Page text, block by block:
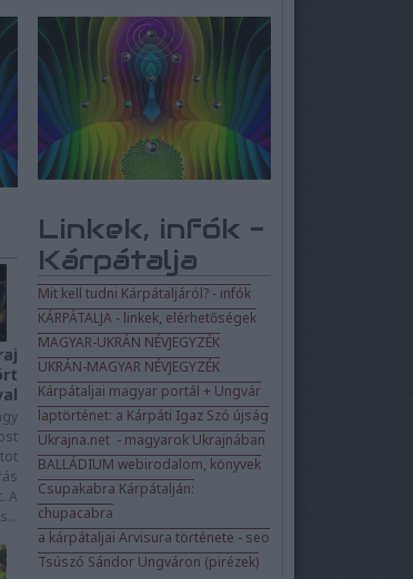
Linkek, infók -
Kárpátalja
Mit kell tudni Kárpátaljáról? - infók
KÁRPÁTALJA - linkek, elérhetőségek
MAGYAR-UKRÁN NÉVJEGYZÉK
UKRÁN-MAGYAR NÉVJEGYZÉK
Kárpátaljai magyar portál + Ungvár
laptörténet: a Kárpáti Igaz Szó újság
Ukrajna.net - magyarok Ukrajnában
BALLÁDIUM webirodalom, könyvek
Csupakabra Kárpátalján:
chupacabra
a kárpátaljai Arvisura története - seo
Tsúszó Sándor Ungváron (pirézek)
A